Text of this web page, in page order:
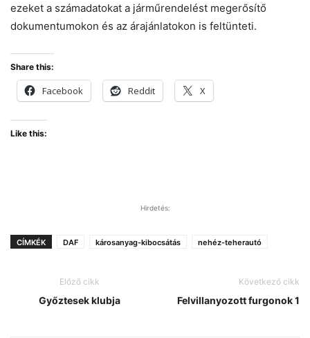
ezeket a számadatokat a járműrendelést megerősítő
dokumentumokon és az árajánlatokon is feltünteti.
Share this:
Facebook Reddit X
Like this:
Hirdetés:
CÍMKÉK DAF károsanyag-kibocsátás nehéz-teherautó
Előző cikk
Győztesek klubja
Következő cikk
Felvillanyozott furgonok 1